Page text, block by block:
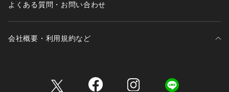
よくある質問・お問い合わせ
会社概要・利用規約など